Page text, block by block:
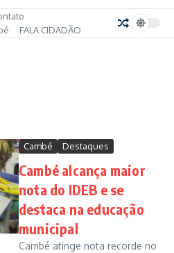
FALA CIDADÃO
Cambé Destaques
Cambé alcança maior
nota do IDEB e se
destaca na educação
municipal
Cambé atinge nota recorde no